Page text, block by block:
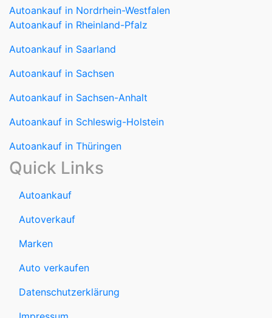
Autoankauf in Nordrhein-Westfalen
Autoankauf in Rheinland-Pfalz
Autoankauf in Saarland
Autoankauf in Sachsen
Autoankauf in Sachsen-Anhalt
Autoankauf in Schleswig-Holstein
Autoankauf in Thüringen
Quick Links
Autoankauf
Autoverkauf
Marken
Auto verkaufen
Datenschutzerklärung